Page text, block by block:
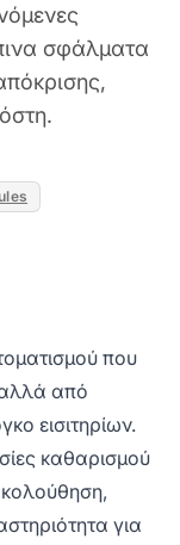
σφάλματα
που
αλλά από
εισιτηρίων.
καθαρισμού
για